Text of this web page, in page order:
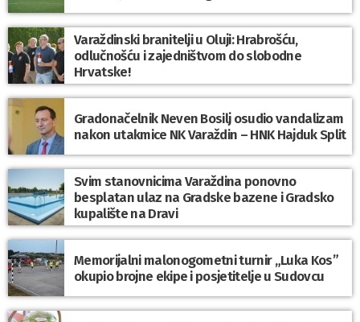
Varaždinski branitelji u Oluji: Hrabrošću,
odlučnošću i zajedništvom do slobodne
Hrvatske!
Gradonačelnik Neven Bosilj osudio vandalizam
nakon utakmice NK Varaždin – HNK Hajduk Split
Svim stanovnicima Varaždina ponovno
besplatan ulaz na Gradske bazene i Gradsko
kupalište na Dravi
Memorijalni malonogometni turnir „Luka Kos”
okupio brojne ekipe i posjetitelje u Sudovcu